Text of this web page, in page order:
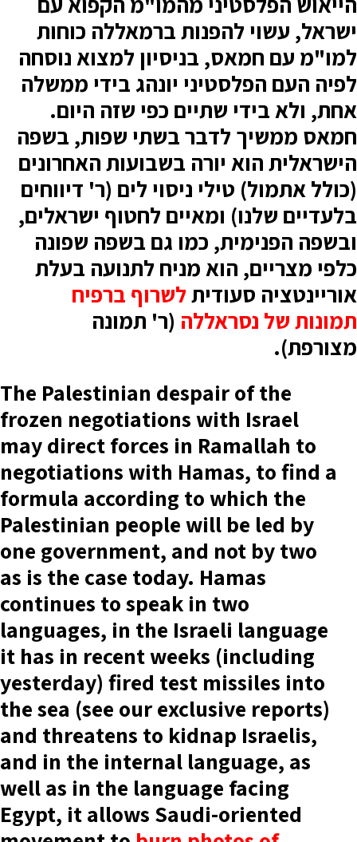
ישראל, עשוי להפנות ברמאללה כוחות
למו"מ עם חמאס, בניסיון למצוא נוסחה
לפיה העם הפלסטיני יונהג בידי ממשלה
אחת, ולא בידי שתיים כפי שזה היום.
חמאס ממשיך לדבר בשתי שפות, בשפה
הישראלית הוא יורה בשבועות האחרונים
(כולל אתמול) טילי ניסוי לים (ר' דיווחים
בלעדיים שלנו) ומאיים לחטוף ישראלים,
ובשפה הפנימית, כמו גם בשפה שפונה
כלפי מצריים, הוא מניח לתנועה בעלת
אוריינטציה סעודיתלשרוף ברפיח
תמונות של נסראללה (ר' תמונה
מצורפת).
The Palestinian despair of the
frozen negotiations with Israel
may direct forces in Ramallah to
negotiations with Hamas, to find a
formula according to which the
Palestinian people will be led by
one government, and not by two
as is the case today. Hamas
continues to speak in two
languages, in the Israeli language
it has in recent weeks (including
yesterday) fired test missiles into
the sea (see our exclusive reports)
and threatens to kidnap Israelis,
and in the internal language, as
well as in the language facing
Egypt, it allows Saudi-oriented